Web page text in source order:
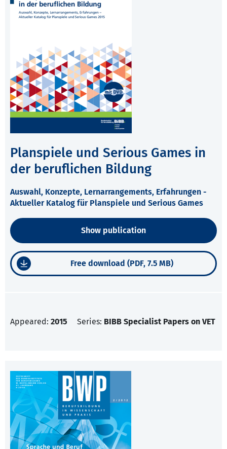
Planspiele und Serious Games in
der beruflichen Bildung
Auswahl, Konzepte, Lernarrangements, Erfahrungen -
Aktueller Katalog für Planspiele und Serious Games
Show publication
Free download (PDF, 7.5 MB)
Appeared: 2015 Series: BIBB Specialist Papers on VET